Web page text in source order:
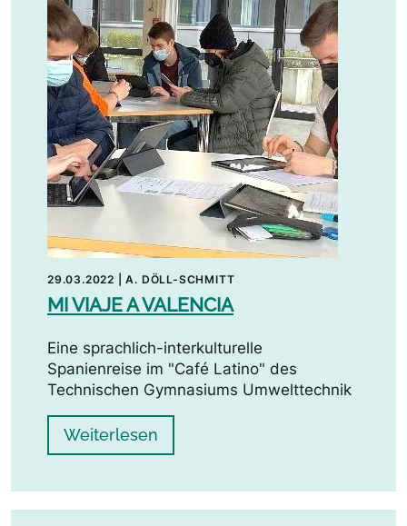
29.03.2022 |A. DÖLL-SCHMITT
MI VIAJE A VALENCIA
Eine sprachlich-interkulturelle
Spanienreise im "Café Latino" des
Technischen Gymnasiums Umwelttechnik
Weiterlesen